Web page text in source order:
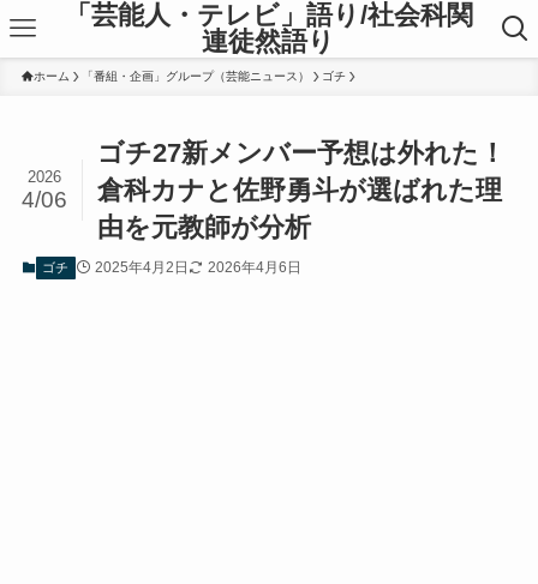
「芸能人・テレビ」語り/社会科関
連徒然語り
ホーム 「番組・企画」グループ（芸能ニュース） ゴチ
ゴチ27新メンバー予想は外れた！
倉科カナと佐野勇斗が選ばれた理
由を元教師が分析
2026
4/06
ゴチ 2025年4月2日 2026年4月6日